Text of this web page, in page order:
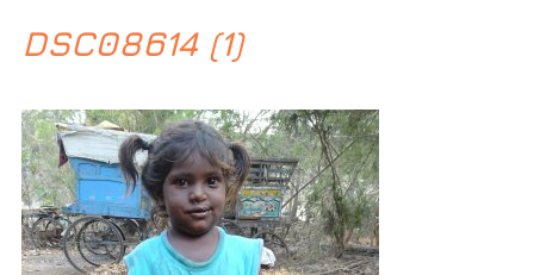
DSC08614 (1)